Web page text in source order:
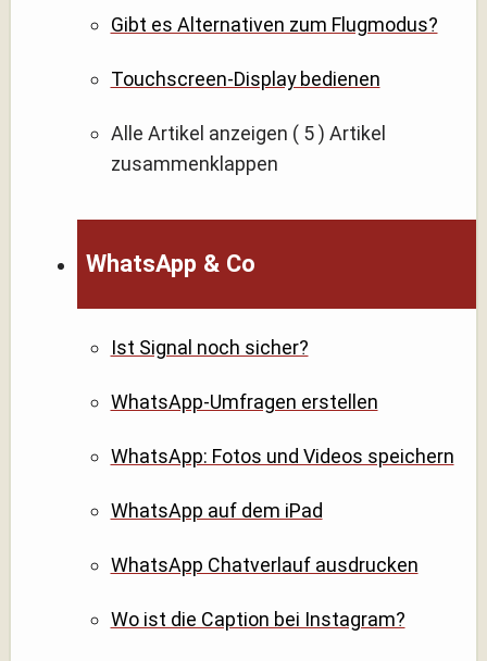
Gibt es Alternativen zum Flugmodus?
Touchscreen-Display bedienen
Alle Artikel anzeigen ( 5 ) Artikel
zusammenklappen
WhatsApp & Co
Ist Signal noch sicher?
WhatsApp-Umfragen erstellen
WhatsApp: Fotos und Videos speichern
WhatsApp auf dem iPad
WhatsApp Chatverlauf ausdrucken
Wo ist die Caption bei Instagram?